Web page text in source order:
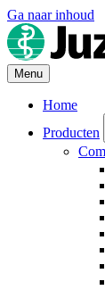
Ga naar inhoud
Menu
Home
Producten